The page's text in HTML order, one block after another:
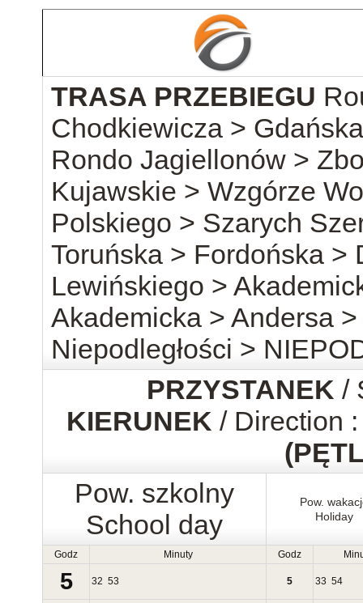
TRASA PRZEBIEGU
Chodkiewicza >
Rondo Jagiellonów >
Kujawskie > Wzgórze
Polskiego > Szarych
Toruńska > Fordońska >
Lewińskiego >
Akademicka > Andersa
Niepodległości >
PRZYSTANEK /
KIERUNEK / Direction
Pow. szkolny
School day
Pow.
Holiday
Godz Minuty Godz
5 32 53 5 33 54